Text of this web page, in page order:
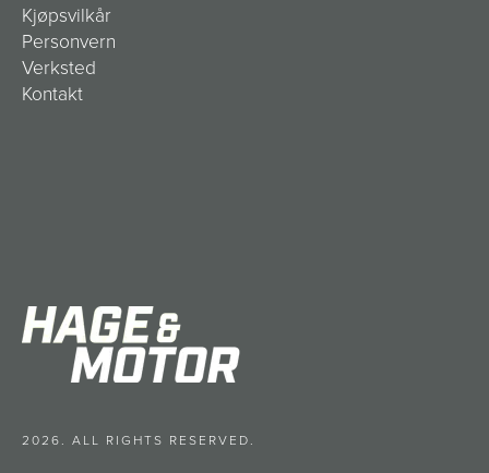
Kjøpsvilkår
Personvern
Verksted
Kontakt
2026. ALL RIGHTS RESERVED.